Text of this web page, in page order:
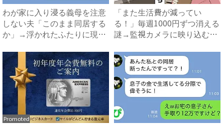
わが家に入り浸る義母を注意
しない夫「このまま同居する
か」→浮かれたふたりに現実
「また生活費が減ってい
る！」毎週1000円ずつ消える
謎→監視カメラに映り込む犯
Promoted